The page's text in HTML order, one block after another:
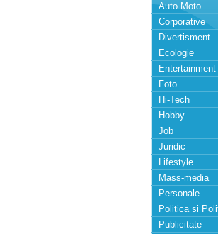
Auto Moto
Corporative
Divertisment
Ecologie
Entertainment
Foto
Hi-Tech
Hobby
Job
Juridic
Lifestyle
Mass-media
Personale
Politica si
Publicitate